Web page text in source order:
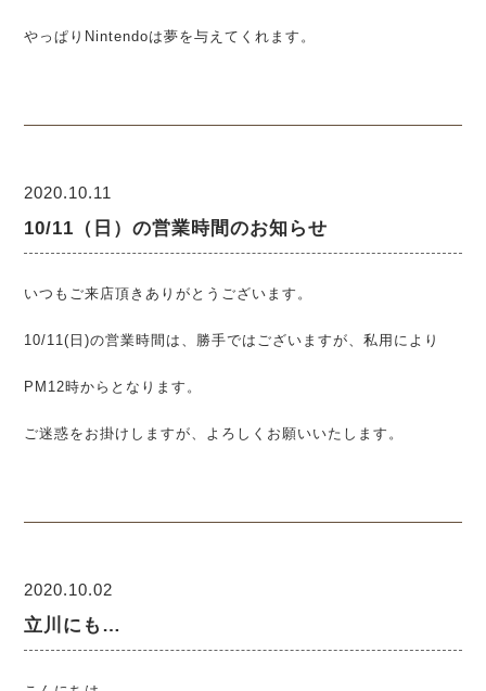
やっぱりNintendoは夢を与えてくれます。
2020.10.11
10/11（日）の営業時間のお知らせ
いつもご来店頂きありがとうございます。
10/11(日)の営業時間は、勝手ではございますが、私用により
PM12時からとなります。
ご迷惑をお掛けしますが、よろしくお願いいたします。
2020.10.02
立川にも…